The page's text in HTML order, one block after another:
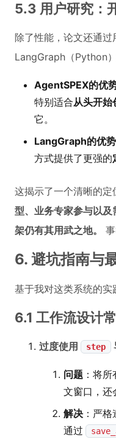
5.3 用户研究：
除了性能，论文还通过
LangGraph（Python
AgentSPEX的优
特别适合从头开始
它。
LangGraph的优势
方式提供了更强的
这揭示了一个清晰的定
型、业务专家参与以
架仍有其用武之地。
6. 避坑指南与
基于我对这类系统的
6.1 工作流设计
过度使用 step
问题 ：将
文窗口，还
解决 ：严
通过